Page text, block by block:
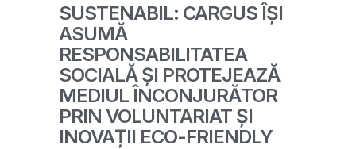
SUSTENABIL: CARGUS ÎȘI
ASUMĂ
RESPONSABILITATEA
SOCIALĂ ȘI PROTEJEAZĂ
MEDIUL ÎNCONJURĂTOR
PRIN VOLUNTARIAT ȘI
INOVAȚII ECO-FRIENDLY